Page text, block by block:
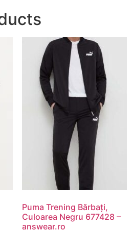
Puma Trening Bărbați,
Culoarea Negru 677428 –
answear.ro